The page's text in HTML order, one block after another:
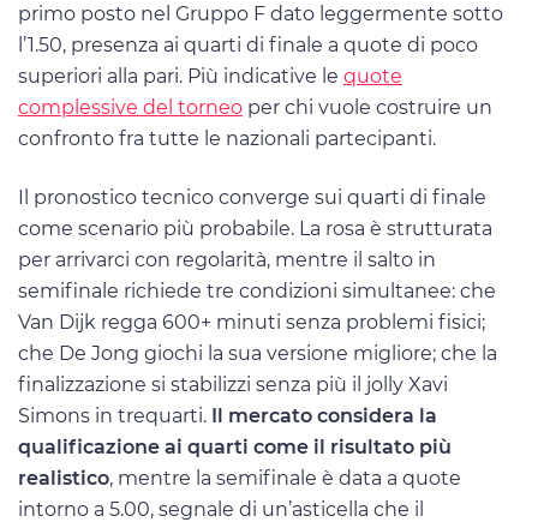
primo posto nel Gruppo F dato leggermente sotto
l’1.50, presenza ai quarti di finale a quote di poco
superiori alla pari. Più indicative le quote
complessive del torneo per chi vuole costruire un
confronto fra tutte le nazionali partecipanti.
Il pronostico tecnico converge sui quarti di finale
come scenario più probabile. La rosa è strutturata
per arrivarci con regolarità, mentre il salto in
semifinale richiede tre condizioni simultanee: che
Van Dijk regga 600+ minuti senza problemi fisici;
che De Jong giochi la sua versione migliore; che la
finalizzazione si stabilizzi senza più il jolly Xavi
Simons in trequarti. Il mercato considera la
qualificazione ai quarti come il risultato più
realistico, mentre la semifinale è data a quote
intorno a 5.00, segnale di un’asticella che il